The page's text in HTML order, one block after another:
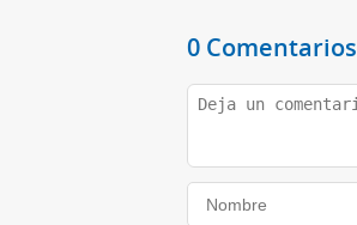
0 Comentarios